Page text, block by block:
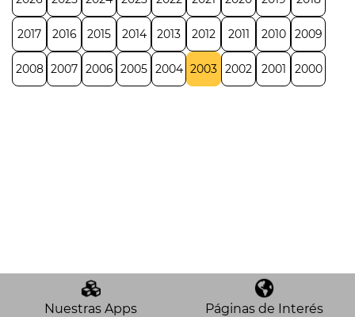
2017 2016 2015 2014 2013 2012 2011 2010 2009
2008 2007 2006 2005 2004 2003 2002 2001 2000
Nuestras Apps Páginas de Interés